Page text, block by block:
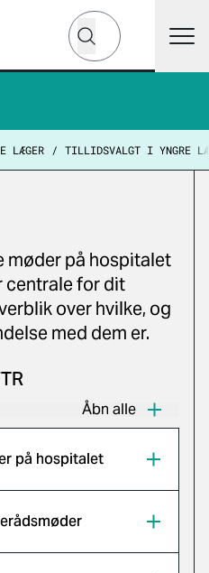
Hvad leder du efter?
Søg
LÆGER TILLIDSVALGT I YNGRE
møder på hospitalet
centrale for dit
over hvilke, og
med dem er.
Åbn alle
på hospitalet